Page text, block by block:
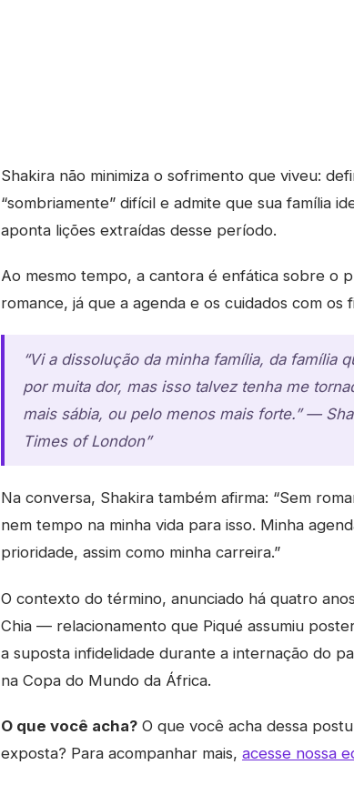
Shakira não minimiza o sofrimento que viveu:
“sombriamente” difícil e admite que sua família
aponta lições extraídas desse período.
Ao mesmo tempo, a cantora é enfática sobre o
romance, já que a agenda e os cuidados com os
“Vi a dissolução da minha família, da família
por muita dor, mas isso talvez tenha me
mais sábia, ou pelo menos mais forte.” —
Times of London”
Na conversa, Shakira também afirma: “Sem
nem tempo na minha vida para isso. Minha
prioridade, assim como minha carreira.”
O contexto do término, anunciado há quatro
Chia — relacionamento que Piqué assumiu
a suposta infidelidade durante a internação do
na Copa do Mundo da África.
O que você acha? O que você acha dessa
exposta? Para acompanhar mais, acesse nossa